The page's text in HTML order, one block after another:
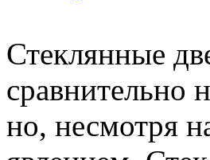
Стеклянные
сравнительно
но, несмотря